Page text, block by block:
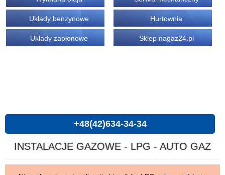
Układy benzynowe
Układy zapłonowe
Hurtownia
Sklep nagaz24.pl
+48(42)634-34-34
INSTALACJE GAZOWE - LPG - AUTO GAZ